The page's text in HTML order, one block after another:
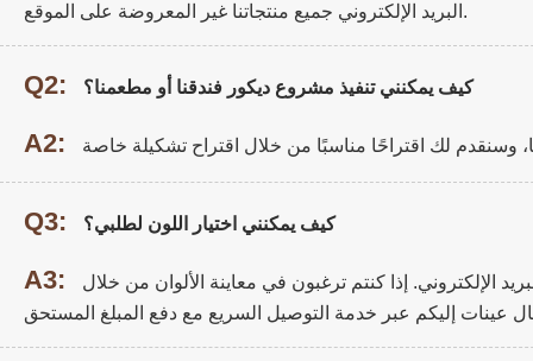
البريد الإلكتروني جميع منتجاتنا غير المعروضة على الموقع.
Q2: كيف يمكنني تنفيذ مشروع ديكور فندقنا أو مطعمنا؟
A2:
Q3: كيف يمكنني اختيار اللون لطلبي؟
A3: الإلكتروني. إذا كنتم ترغبون في معاينة الألوان من خلال